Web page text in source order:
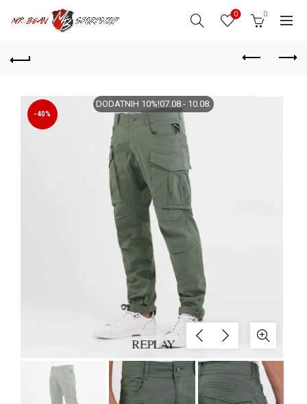
0 0
-40%
DODATNIH 10%!07.08.- 10.08.